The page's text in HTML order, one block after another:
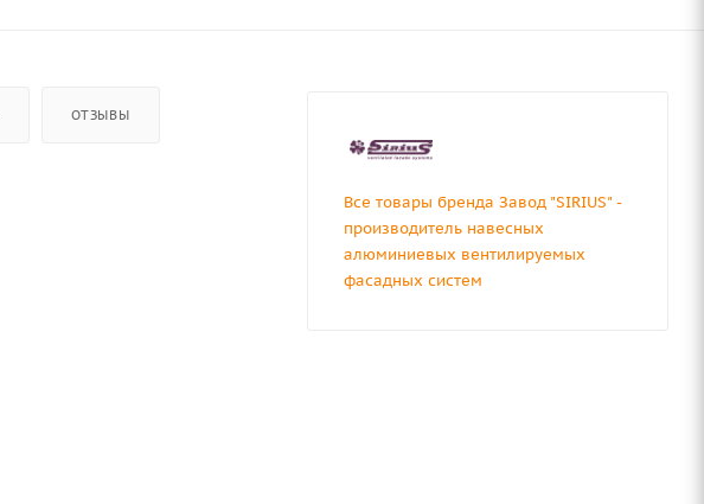
ОТЗЫВЫ
Все товары бренда Завод "SIRIUS" -
производитель навесных
алюминиевых вентилируемых
фасадных систем